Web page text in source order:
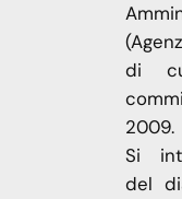
di
2009.
Si
del